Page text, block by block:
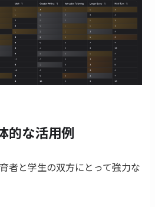
的な活用例
者と学生の双方にとって強力な